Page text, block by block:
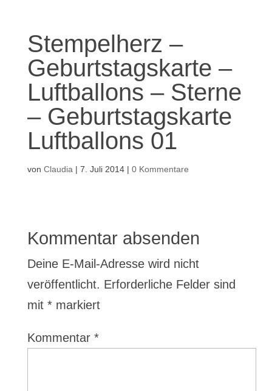
Stempelherz –
Geburtstagskarte –
Luftballons – Sterne
– Geburtstagskarte
Luftballons 01
von Claudia | 7. Juli 2014| 0 Kommentare
Kommentar absenden
Deine E-Mail-Adresse wird nicht
veröffentlicht. Erforderliche Felder sind
mit *markiert
Kommentar *